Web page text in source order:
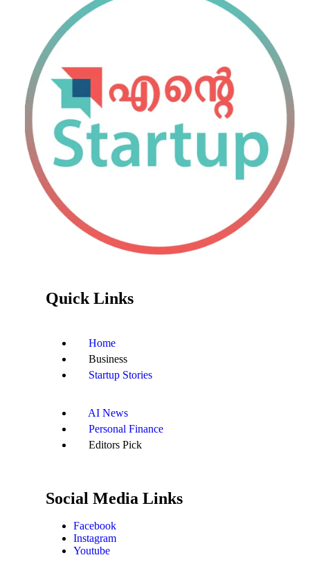
Quick Links
Home
Business
Startup Stories
AI News
Personal Finance
Editors Pick
Social Media Links
Facebook
Instagram
Youtube